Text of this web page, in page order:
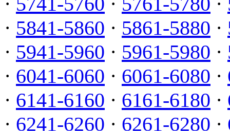
· 5841-5860 · 5861-5880 ·
· 5941-5960 · 5961-5980 ·
· 6041-6060 · 6061-6080 ·
· 6141-6160 · 6161-6180 ·
· 6241-6260 · 6261-6280 ·